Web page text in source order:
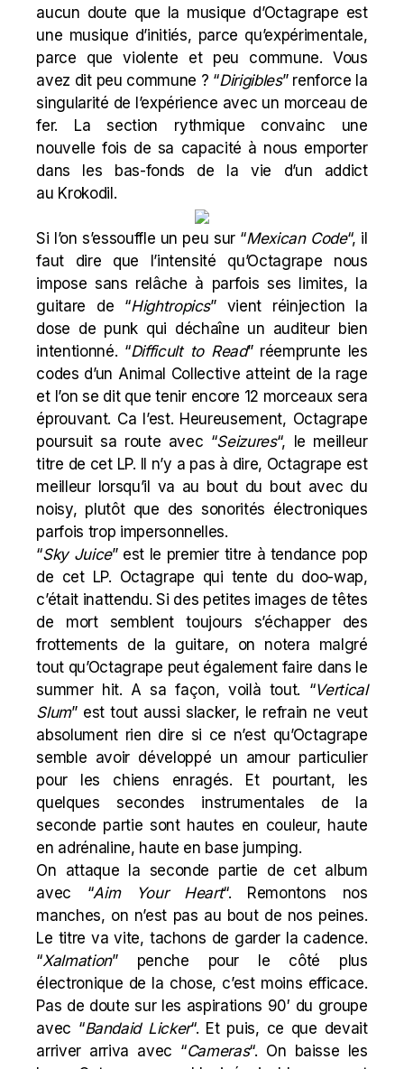
aucun doute que la musique d’Octagrape est
une musique d’initiés, parce qu’expérimentale,
parce que violente et peu commune. Vous
avez dit peu commune ? “Dirigibles” renforce la
singularité de l’expérience avec un morceau de
fer. La section rythmique convainc une
nouvelle fois de sa capacité à nous emporter
dans les bas-fonds de la vie d’un addict
au Krokodil.
Si l’on s’essouffle un peu sur “Mexican Code“, il
faut dire que l’intensité qu’Octagrape nous
impose sans relâche à parfois ses limites, la
guitare de “Hightropics” vient réinjection la
dose de punk qui déchaîne un auditeur bien
intentionné. “Difficult to Read” réemprunte les
codes d’un Animal Collective atteint de la rage
et l’on se dit que tenir encore 12 morceaux sera
éprouvant. Ca l’est. Heureusement, Octagrape
poursuit sa route avec “Seizures“, le meilleur
titre de cet LP. Il n’y a pas à dire, Octagrape est
meilleur lorsqu’il va au bout du bout avec du
noisy, plutôt que des sonorités électroniques
parfois trop impersonnelles.
“Sky Juice” est le premier titre à tendance pop
de cet LP. Octagrape qui tente du doo-wap,
c’était inattendu. Si des petites images de têtes
de mort semblent toujours s’échapper des
frottements de la guitare, on notera malgré
tout qu’Octagrape peut également faire dans le
summer hit. A sa façon, voilà tout. “Vertical
Slum” est tout aussi slacker, le refrain ne veut
absolument rien dire si ce n’est qu’Octagrape
semble avoir développé un amour particulier
pour les chiens enragés. Et pourtant, les
quelques secondes instrumentales de la
seconde partie sont hautes en couleur, haute
en adrénaline, haute en base jumping.
On attaque la seconde partie de cet album
avec “Aim Your Heart“. Remontons nos
manches, on n’est pas au bout de nos peines.
Le titre va vite, tachons de garder la cadence.
“Xalmation” penche pour le côté plus
électronique de la chose, c’est moins efficace.
Pas de doute sur les aspirations 90′ du groupe
avec “Bandaid Licker“. Et puis, ce que devait
arriver arriva avec “Cameras“. On baisse les